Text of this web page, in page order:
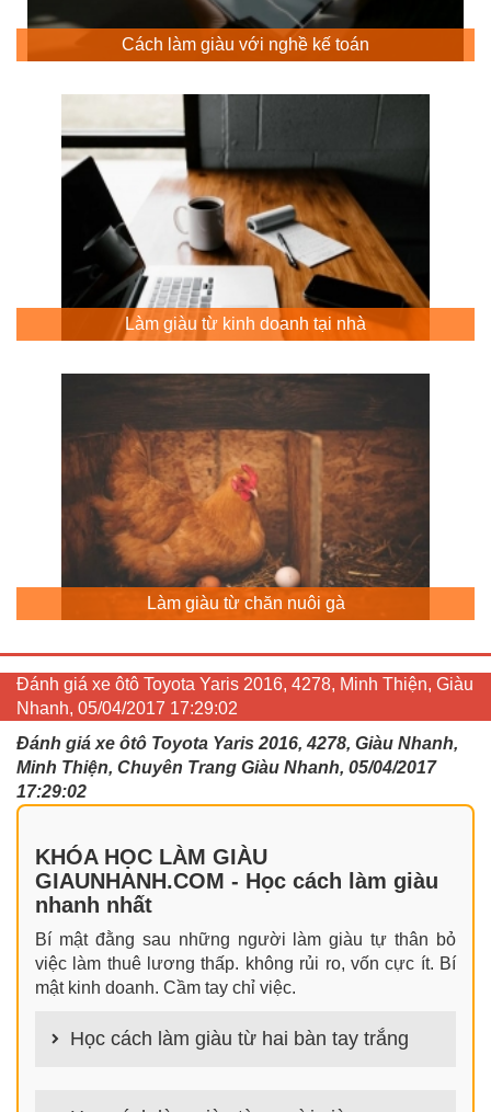
Cách làm giàu với nghề kế toán
Làm giàu từ kinh doanh tại nhà
Làm giàu từ chăn nuôi gà
Đánh giá xe ôtô Toyota Yaris 2016, 4278, Minh Thiện, Giàu
Nhanh, 05/04/2017 17:29:02
Đánh giá xe ôtô Toyota Yaris 2016, 4278, Giàu Nhanh,
Minh Thiện, Chuyên Trang Giàu Nhanh, 05/04/2017
17:29:02
KHÓA HỌC LÀM GIÀU
GIAUNHANH.COM - Học cách làm giàu
nhanh nhất
Bí mật đằng sau những người làm giàu tự thân bỏ
việc làm thuê lương thấp. không rủi ro, vốn cực ít. Bí
mật kinh doanh. Cầm tay chỉ việc.
Học cách làm giàu từ hai bàn tay trắng
nhưng hiệu quả bất ngờ. Bạn có thể thành công ngay